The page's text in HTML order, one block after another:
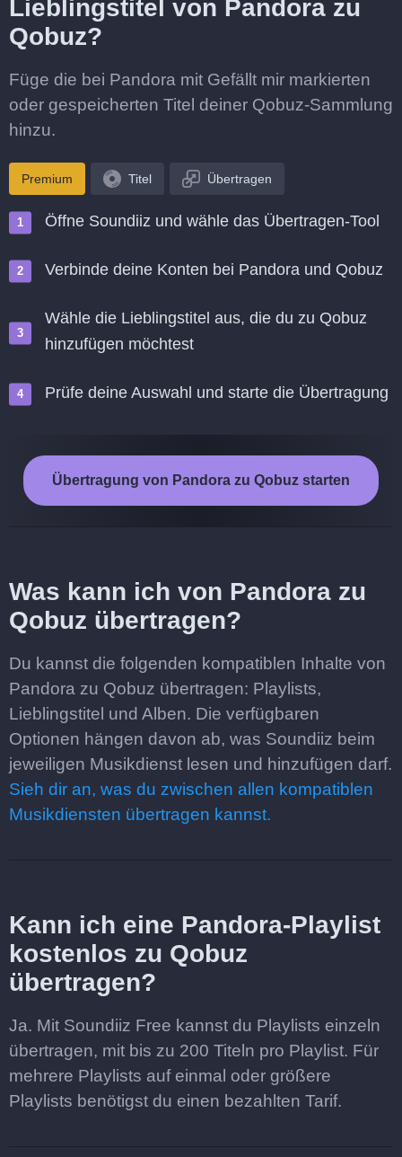
Lieblingstitel von Pandora zu
Qobuz?
Füge die bei Pandora mit Gefällt mir markierten
oder gespeicherten Titel deiner Qobuz-Sammlung
hinzu.
Premium Titel Übertragen
Öffne Soundiiz und wähle das Übertragen-Tool
Verbinde deine Konten bei Pandora und Qobuz
Wähle die Lieblingstitel aus, die du zu Qobuz
hinzufügen möchtest
Prüfe deine Auswahl und starte die Übertragung
Übertragung von Pandora zu Qobuz starten
Was kann ich von Pandora zu
Qobuz übertragen?
Du kannst die folgenden kompatiblen Inhalte von
Pandora zu Qobuz übertragen: Playlists,
Lieblingstitel und Alben. Die verfügbaren
Optionen hängen davon ab, was Soundiiz beim
jeweiligen Musikdienst lesen und hinzufügen darf.
Sieh dir an, was du zwischen allen kompatiblen
Musikdiensten übertragen kannst.
Kann ich eine Pandora-Playlist
kostenlos zu Qobuz
übertragen?
Ja. Mit Soundiiz Free kannst du Playlists einzeln
übertragen, mit bis zu 200 Titeln pro Playlist. Für
mehrere Playlists auf einmal oder größere
Playlists benötigst du einen bezahlten Tarif.